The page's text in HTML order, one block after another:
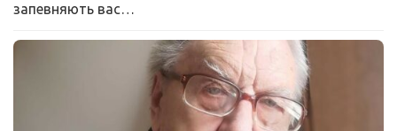
запевняють вас…